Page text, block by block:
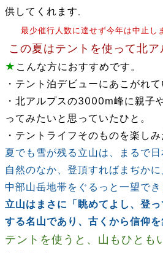
供してくれます
最少催行人数に達せず今年は中止
この夏はテントを使って北ア
★ こんな方におすすめです。
・テント泊デビューにあこがれて
・北アルプスの3000m峰に親子
ってみたいと思っていたひと。
・テントライフそのものを楽しみ
夏でも雪が残る立山は、まるで
自然のなか、登頂すればまぢかに
中部山岳地帯をぐるっと一望でき
立山はまさに「眺めてよし、登
する名山であり、古くから信仰を
テントを使うと、山もひとも